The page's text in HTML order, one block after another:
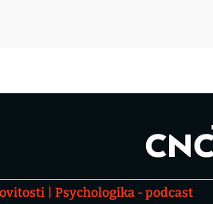
Psychologika - podcast